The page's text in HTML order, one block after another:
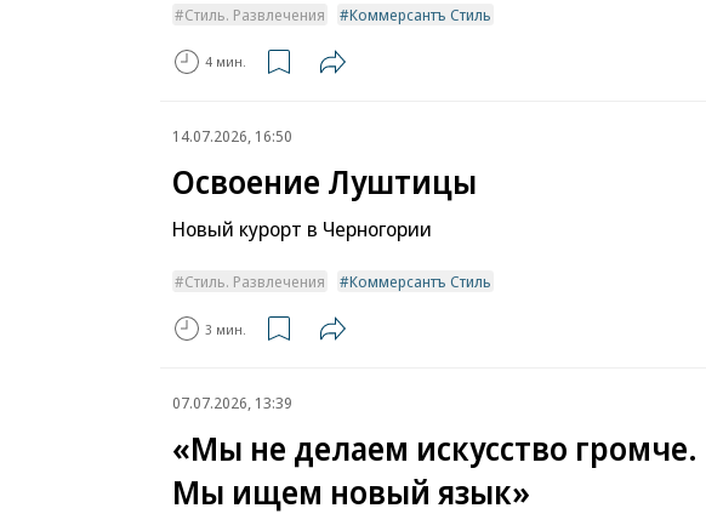
Стиль. Развлечения Коммерсантъ Стиль
4 мин.
14.07.2026, 16:50
Освоение Луштицы
Новый курорт в Черногории
Стиль. Развлечения Коммерсантъ Стиль
3 мин.
07.07.2026, 13:39
«Мы не делаем искусство громче.
Мы ищем новый язык»